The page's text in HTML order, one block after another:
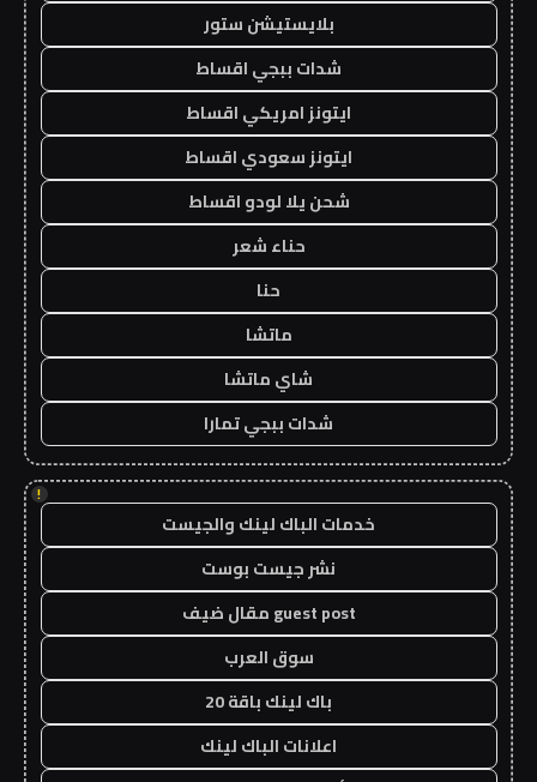
بلايستيشن ستور
شدات ببجي اقساط
ايتونز امريكي اقساط
ايتونز سعودي اقساط
شحن يلا لودو اقساط
حناء شعر
حنا
ماتشا
شاي ماتشا
شدات ببجي تمارا
!
خدمات الباك لينك والجيست
نشر جيست بوست
guest post مقال ضيف
سوق العرب
باك لينك باقة 20
اعلانات الباك لينك